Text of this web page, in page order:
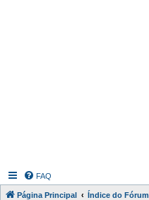
FAQ
Página Principal Índice do Fórum